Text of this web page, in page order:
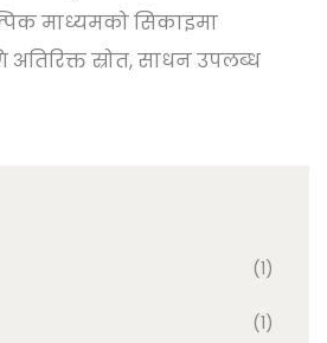
माध्यमको सिकाइमा
अतिरिक्त स्रोत, साधन उपलब्ध
(1)
(1)